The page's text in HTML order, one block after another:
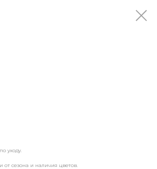
уходу.
от сезона и наличия цветов.